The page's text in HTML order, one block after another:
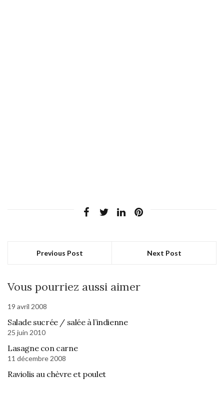
Previous Post Next Post
Vous pourriez aussi aimer
19 avril 2008
Salade sucrée / salée à l’indienne
25 juin 2010
Lasagne con carne
11 décembre 2008
Raviolis au chèvre et poulet